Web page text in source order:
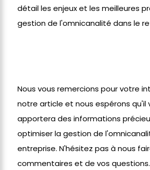
détail les enjeux et les meilleures
gestion de l'omnicanalité dans le
Nous vous remercions pour votre
notre article et nous espérons qu'il
apportera des informations
optimiser la gestion de
entreprise. N'hésitez pas à nous
commentaires et de vos